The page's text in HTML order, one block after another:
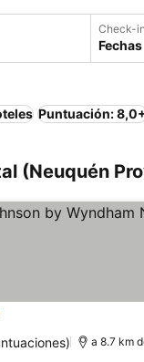
Check-
Fechas
Puntuación:
(Neuquén
a 8.7 km